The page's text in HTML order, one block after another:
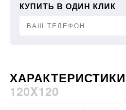
КУПИТЬ В ОДИН КЛИК
ХАРАКТЕРИСТИКИ
120X120